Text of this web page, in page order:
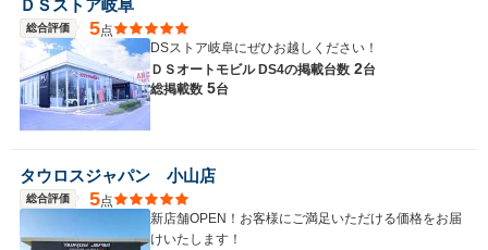
ＤＳストア岐阜
総合評価 5点
DSストア岐阜にぜひお越しください！
ＤＳオートモビル DS4の掲載台数 2台
総掲載数 5台
タウロスジャパン 小山店
総合評価 5点
新店舗OPEN！お客様にご満足いただける価格をお届
けいたします！